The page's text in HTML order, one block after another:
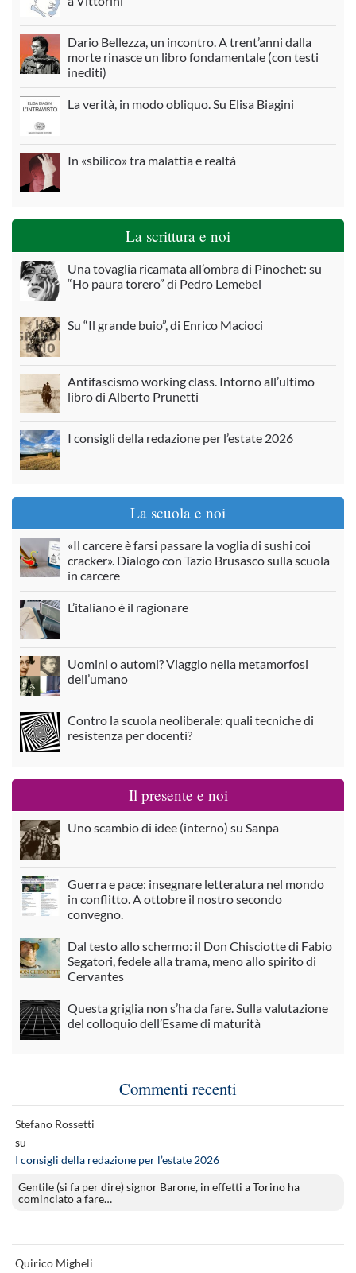
Dario Bellezza, un incontro. A trent’anni dalla
morte rinasce un libro fondamentale (con testi
inediti)
La verità, in modo obliquo. Su Elisa Biagini
In «sbilico» tra malattia e realtà
La scrittura e noi
Una tovaglia ricamata all’ombra di Pinochet: su
“Ho paura torero” di Pedro Lemebel
Su “Il grande buio”, di Enrico Macioci
Antifascismo working class. Intorno all’ultimo
libro di Alberto Prunetti
I consigli della redazione per l’estate 2026
La scuola e noi
«Il carcere è farsi passare la voglia di sushi coi
cracker». Dialogo con Tazio Brusasco sulla scuola
in carcere
L’italiano è il ragionare
Uomini o automi? Viaggio nella metamorfosi
dell’umano
Contro la scuola neoliberale: quali tecniche di
resistenza per docenti?
Il presente e noi
Uno scambio di idee (interno) su Sanpa
Guerra e pace: insegnare letteratura nel mondo
in conflitto. A ottobre il nostro secondo
convegno.
Dal testo allo schermo: il Don Chisciotte di Fabio
Segatori, fedele alla trama, meno allo spirito di
Cervantes
Questa griglia non s’ha da fare. Sulla valutazione
del colloquio dell’Esame di maturità
Commenti recenti
Stefano Rossetti
su
I consigli della redazione per l’estate 2026
Gentile (si fa per dire) signor Barone, in effetti a Torino ha
cominciato a fare…
Quirico Migheli